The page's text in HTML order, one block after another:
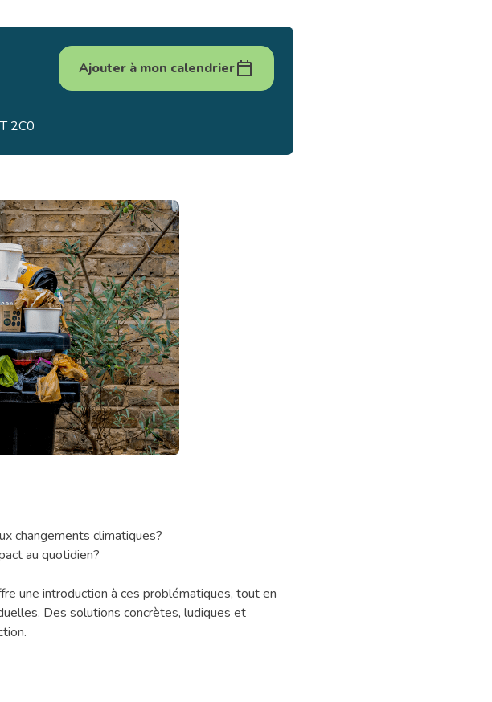
Ajouter à mon calendrier
2C0
changements climatiques?
au quotidien?
une introduction à ces problématiques, tout en
Des solutions concrètes, ludiques et